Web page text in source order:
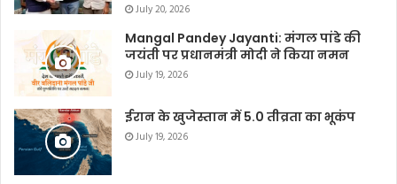
July 20, 2026
Mangal Pandey Jayanti: मंगल पांडे की
जयंती पर प्रधानमंत्री मोदी ने किया नमन
July 19, 2026
ईरान के खुजेस्तान में 5.0 तीव्रता का भूकंप
July 19, 2026